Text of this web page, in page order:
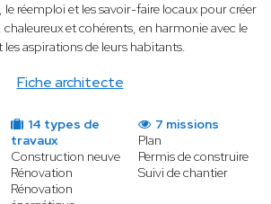
Fiche architecte
réemploi et les savoir-faire locaux pour créer
chaleureux et cohérents, en harmonie avec le
les aspirations de leurs habitants.
14 types de
travaux
Construction neuve
Rénovation
Rénovation
7 missions
Plan
Permis de construire
Suivi de chantier